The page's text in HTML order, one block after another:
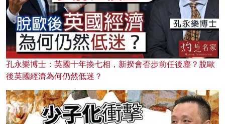
孔永樂博士：英國十年換七相，新揆會否步前任後塵？脫歐
後英國經濟為何仍然低迷？